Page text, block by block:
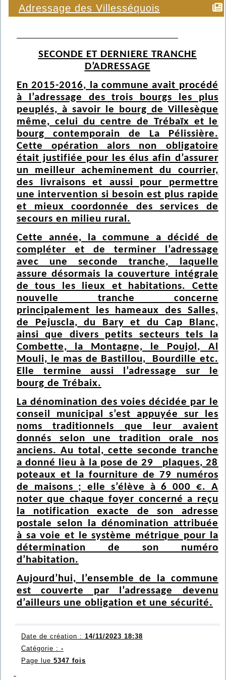
Adressage des Villesséquois
SECONDE ET DERNIERE TRANCHE
D’ADRESSAGE
En 2015-2016, la commune avait procédé
à l’adressage des trois bourgs les plus
peuplés, à savoir le bourg de Villesèque
même, celui du centre de Trébaïx et le
bourg contemporain de La Pélissière.
Cette opération alors non obligatoire
était justifiée pour les élus afin d’assurer
un meilleur acheminement du courrier,
des livraisons et aussi pour permettre
une intervention si besoin est plus rapide
et mieux coordonnée des services de
secours en milieu rural.
Cette année, la commune a décidé de
compléter et de terminer l’adressage
avec une seconde tranche, laquelle
assure désormais la couverture intégrale
de tous les lieux et habitations. Cette
nouvelle tranche concerne
principalement les hameaux des Salles,
de Pejuscla, du Bary et du Cap Blanc,
ainsi que divers petits secteurs tels la
Combette, la Montagne, le Poujol, Al
Mouli, le mas de Bastillou, Bourdille etc.
Elle termine aussi l’adressage sur le
bourg de Trébaix.
La dénomination des voies décidée par le
conseil municipal s’est appuyée sur les
noms traditionnels que leur avaient
donnés selon une tradition orale nos
anciens. Au total, cette seconde tranche
a donné lieu à la pose de 29 plaques, 28
poteaux et la fourniture de 79 numéros
de maisons ; elle s’élève à 6 000 €. A
noter que chaque foyer concerné a reçu
la notification exacte de son adresse
postale selon la dénomination attribuée
à sa voie et le système métrique pour la
détermination de son numéro
d’habitation.
Aujourd’hui, l’ensemble de la commune
est couverte par l’adressage devenu
d’ailleurs une obligation et une sécurité.
Date de création : 14/11/2023 18:38
Catégorie : -
Page lue 5347 fois